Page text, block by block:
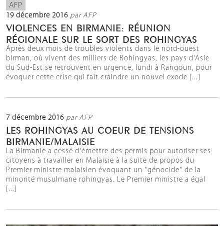
AFP
19 décembre 2016 par AFP
VIOLENCES EN BIRMANIE: RÉUNION
RÉGIONALE SUR LE SORT DES ROHINGYAS
Après deux mois de troubles violents dans le nord-ouest
birman, où vivent des milliers de Rohingyas, les pays d'Asie
du Sud-Est se retrouvent en urgence, lundi à Rangoun, pour
évoquer cette crise qui fait craindre un nouvel exode [...]
7 décembre 2016 par AFP
LES ROHINGYAS AU COEUR DE TENSIONS
BIRMANIE/MALAISIE
La Birmanie a cessé d'émettre des permis pour autoriser ses
citoyens à travailler en Malaisie à la suite de propos du
Premier ministre malaisien évoquant un "génocide" de la
minorité musulmane rohingyas. Le Premier ministre a égal
[...]